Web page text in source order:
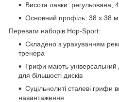
Висота лавки: регульована,
Основний профіль: 38 x 38
Переваги наборів Hop-Sport:
Складено з урахуванням
тренера
Грифи мають універсальний
для більшості дисків
Суцільнолиті сталеві грифи
навантаження